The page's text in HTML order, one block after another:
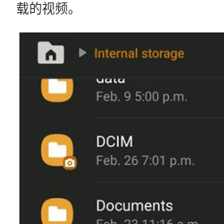
载的视频。